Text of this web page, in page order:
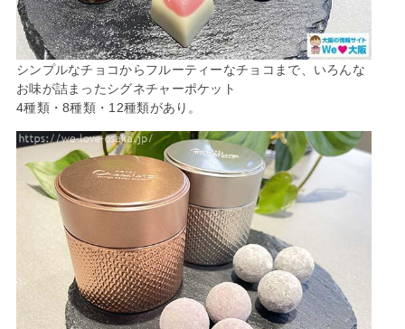
シンプルなチョコからフルーティーなチョコまで、いろんな
お味が詰まったシグネチャーポケット
4種類・8種類・12種類があり。